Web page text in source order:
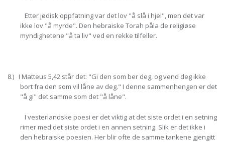
Etter jødisk oppfatning var det lov "å slå i hjel", men det var
ikke lov "å myrde". Den hebraiske Torah påla de religiøse
myndighetene "å ta liv" ved en rekke tilfeller.
8.) I Matteus 5,42 står det: "Gi den som ber deg, og vend deg ikke
bort fra den som vil låne av deg." I denne sammenhengen er det
"å gi" det samme som det "å låne".
I vesterlandske poesi er det viktig at det siste ordet i en setning
rimer med det siste ordet i en annen setning. Slik er det ikke i
den hebraiske poesien. Her blir ofte de samme tankene gjengitt